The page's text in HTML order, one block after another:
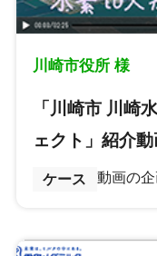
川崎市役所 様
「川崎市 川崎
ェクト」紹介
ケース 動画の